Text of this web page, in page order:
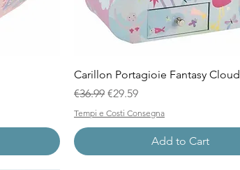
Quick View
Carillon Portagioie Fantasy Cloud
Regular Price
€36.99 Sale Price
€29.59
Tempi e Costi Consegna
Add to Cart